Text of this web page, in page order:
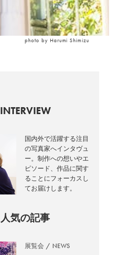
photo by Harumi Shimizu
INTERVIEW
国内外で活躍する注目
の写真家へインタヴュ
ー。制作への想いやエ
ピソード、作品に関す
ることにフォーカスし
てお届けします。
人気の記事
展覧会 NEWS